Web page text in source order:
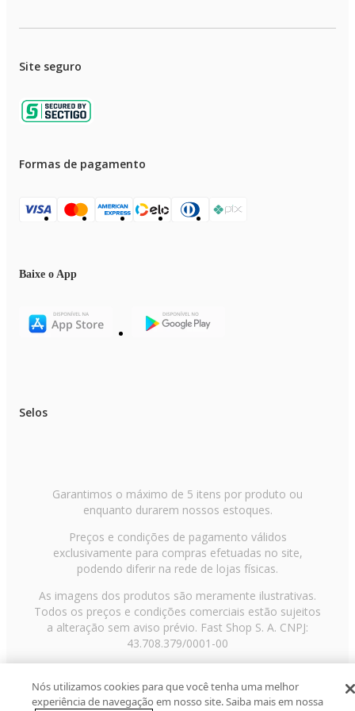
Site seguro
Formas de pagamento
Baixe o App
Selos
Garantimos o máximo de 5 itens por produto ou
enquanto durarem nossos estoques.
Preços e condições de pagamento válidos
exclusivamente para compras efetuadas no site,
podendo diferir na rede de lojas físicas.
As imagens dos produtos são meramente ilustrativas.
Todos os preços e condições comerciais estão sujeitos
a alteração sem aviso prévio. Fast Shop S. A. CNPJ:
43.708.379/0001-00
Paulo/SP, CEP 02029-001, Telefone: 11 3003-3728 ©
2013 Fast Shop - Todos os direitos reservadosRF
Nós utilizamos cookies para que você tenha uma melhor
experiência de navegação em nosso site. Saiba mais em nossa